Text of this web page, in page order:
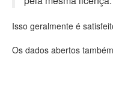
Isso geralmente é
Os dados abertos